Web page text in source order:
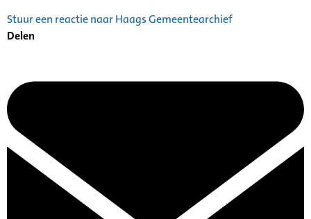
Stuur een reactie naar Haags Gemeentearchief
Delen